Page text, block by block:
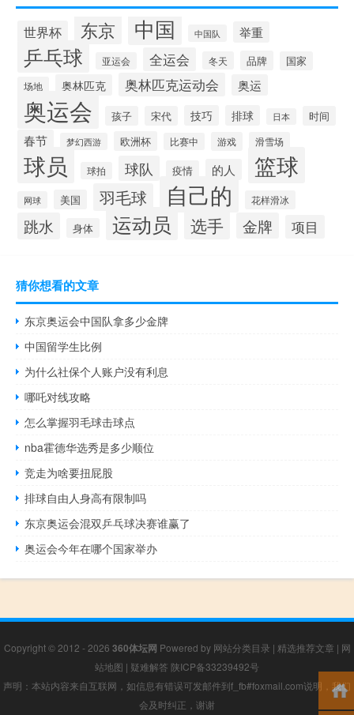
世界杯 东京 中国 中国队 举重
乒乓球 亚运会 全运会 冬天 品牌 国家
场地 奥林匹克 奥林匹克运动会 奥运
奥运会 孩子 宋代 技巧 排球 日本 时间
春节 梦幻西游 欧洲杯 比赛中 游戏 滑雪场
球员 球拍 球队 疫情 的人 篮球
网球 美国 羽毛球 自己的 花样滑冰
跳水 身体 运动员 选手 金牌 项目
猜你想看的文章
东京奥运会中国队拿多少金牌
中国留学生比例
为什么社保个人账户没有利息
哪吒对线攻略
怎么掌握羽毛球击球点
nba霍德华选秀是多少顺位
竞走为啥要扭屁股
排球自由人身高有限制吗
东京奥运会混双乒乓球决赛谁赢了
奥运会今年在哪个国家举办
Copyright © 2012 - 2026 360体坛网 Powered by 网站分类目录 | 精选推荐文章 | 网
站地图 | 疑难解答 陕ICP备33239492号
声明：本站内容来自互联网，如信息有错误可发邮件到f_fb#foxmail.com说明，我们
会及时纠正，谢谢